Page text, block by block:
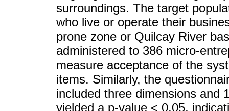
surroundings. The target
who live or operate their
prone zone or Quilcay River
administered to 386 micro-
measure acceptance of the
items. Similarly, the
included three dimensions and
yielded a p-value < 0.05,